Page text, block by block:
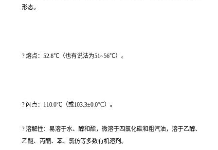
形态。
? 熔点：52.8℃（也有说法为51~56℃）。
? 闪点：110.0℃（或103.3±0.0°C）。
? 溶解性：易溶于水、醇和酯，微溶于四氯化碳和粗汽油，溶于乙醇、
乙醚、丙酮、苯、氯仿等多数有机溶剂。